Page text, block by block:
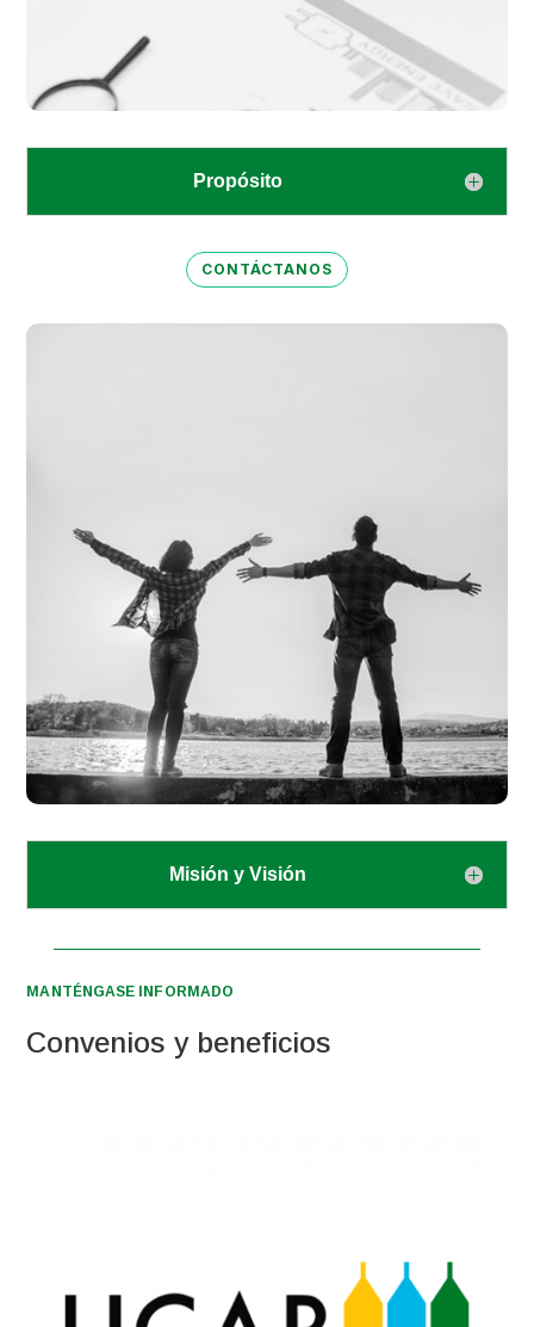
Propósito
CONTÁCTANOS
Misión y Visión
MANTÉNGASE INFORMADO
Convenios y beneficios